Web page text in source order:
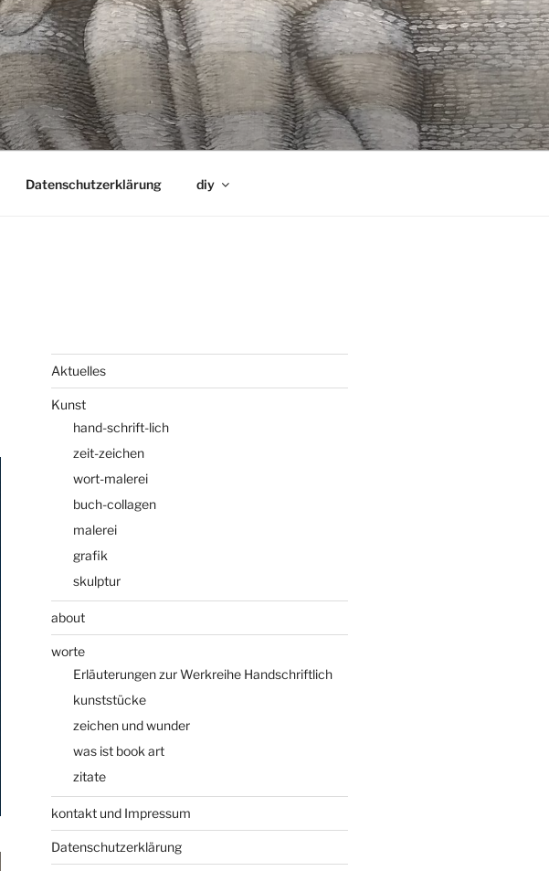
Datenschutzerklärung diy
Aktuelles
Kunst
hand-schrift-lich
zeit-zeichen
wort-malerei
buch-collagen
malerei
grafik
skulptur
about
worte
Erläuterungen zur Werkreihe Handschriftlich
kunststücke
zeichen und wunder
was ist book art
zitate
kontakt und Impressum
Datenschutzerklärung